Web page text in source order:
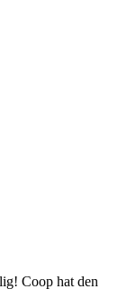
Coop hat den